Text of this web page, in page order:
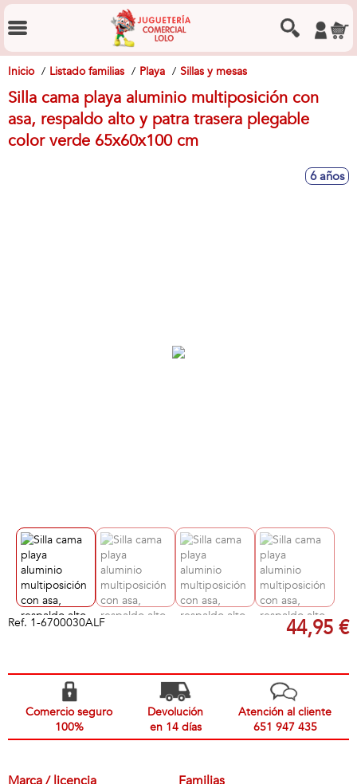
Inicio Listado familias Playa Sillas y mesas
Silla cama playa aluminio multiposición con
asa, respaldo alto y patra trasera plegable
color verde 65x60x100 cm
6 años
Ref. 1-6700030ALF 44,95 €
Comercio seguro
100%
Devolución
en 14 días
Atención al cliente
651 947 435